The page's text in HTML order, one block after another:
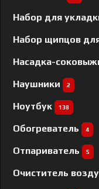
Набор для
Набор щипцов
Насадка-
Наушники 2
Ноутбук 138
Обогреватель 4
Отпариватель 5
Очиститель